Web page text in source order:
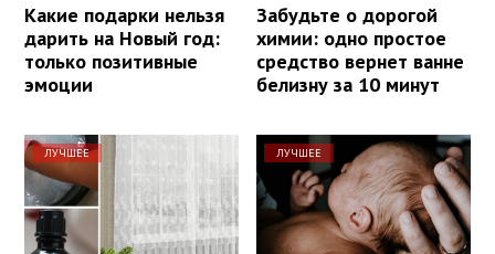
Какие подарки нельзя
дарить на Новый год:
только позитивные
эмоции
Забудьте о дорогой
химии: одно простое
средство вернет ванне
белизну за 10 минут
ЛУЧШЕЕ ЛУЧШЕЕ